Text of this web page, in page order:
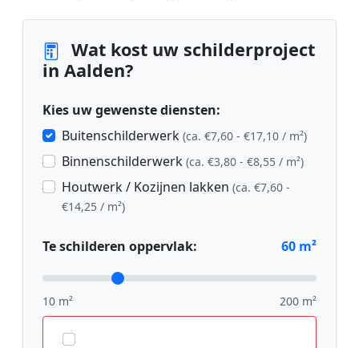
Wat kost uw schilderproject
in Aalden?
Kies uw gewenste diensten:
Buitenschilderwerk (ca. €7,60 - €17,10 / m²)
Binnenschilderwerk (ca. €3,80 - €8,55 / m²)
Houtwerk / Kozijnen lakken (ca. €7,60 -
€14,25 / m²)
Te schilderen oppervlak: 60 m²
10 m² 200 m²